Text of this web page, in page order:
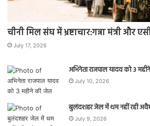
चीनी मिल संघ में भ्रष्टाचार:गन्ना मंत्री और
July 17, 2026
अभिनेता राजपाल यादव को 3
July 10, 2026
बुलंदशहर जेल में थम नहीं रही
July 9, 2026